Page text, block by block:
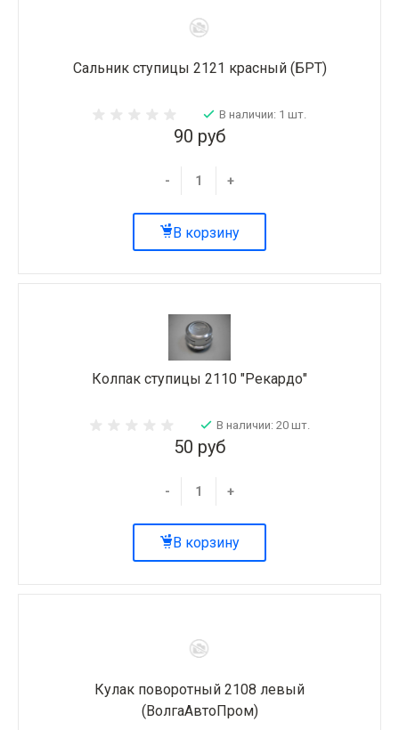
Сальник ступицы 2121 красный (БРТ)
В наличии: 1 шт.
90 руб
- +
В корзину
Колпак ступицы 2110 "Рекардо"
В наличии: 20 шт.
50 руб
- +
В корзину
Кулак поворотный 2108 левый
(ВолгаАвтоПром)